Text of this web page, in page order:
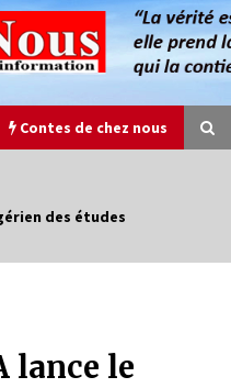
Contes de chez nous
des études
lance le